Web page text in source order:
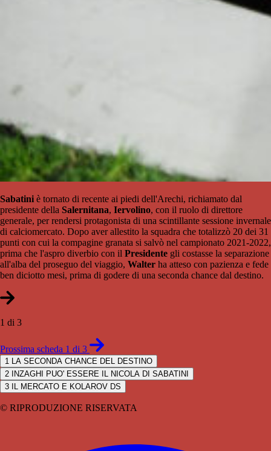
Sabatini è tornato di recente ai piedi dell'Arechi, richiamato dal
presidente della Salernitana, Iervolino, con il ruolo di direttore
generale, per rendersi protagonista di una scintillante sessione invernale
di calciomercato. Dopo aver allestito la squadra che totalizzò 20 dei 31
punti con cui la compagine granata si salvò nel campionato 2021-2022,
prima che l'aspro diverbio con il Presidente gli costasse la separazione
all'alba del proseguo del viaggio, Walter ha atteso con pazienza e fede
ben diciotto mesi, prima di godere di una seconda chance dal destino.
1 di 3
Prossima scheda 1 di 3
1
LA SECONDA CHANCE DEL DESTINO
2
INZAGHI PUO' ESSERE IL NICOLA DI SABATINI
3
IL MERCATO E KOLAROV DS
© RIPRODUZIONE RISERVATA